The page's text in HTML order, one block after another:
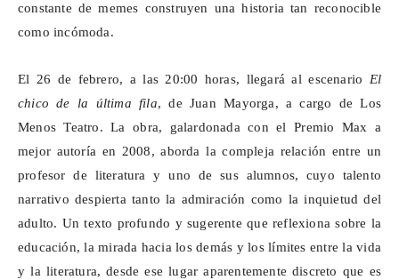
constante de memes construyen una historia tan reconocible
como incómoda.
El 26 de febrero, a las 20:00 horas, llegará al escenario El
chico de la última fila, de Juan Mayorga, a cargo de Los
Menos Teatro. La obra, galardonada con el Premio Max a
mejor autoría en 2008, aborda la compleja relación entre un
profesor de literatura y uno de sus alumnos, cuyo talento
narrativo despierta tanto la admiración como la inquietud del
adulto. Un texto profundo y sugerente que reflexiona sobre la
educación, la mirada hacia los demás y los límites entre la vida
y la literatura, desde ese lugar aparentemente discreto que es